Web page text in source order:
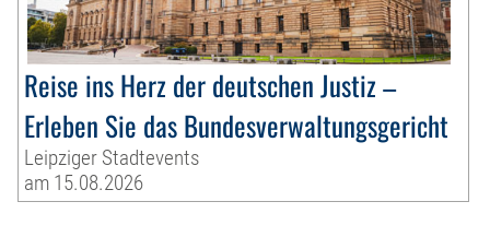
Reise ins Herz der deutschen Justiz –
Erleben Sie das Bundesverwaltungsgericht
Leipziger Stadtevents
am 15.08.2026